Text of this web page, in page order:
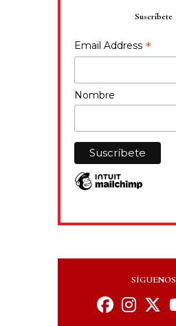
Suscríbete
Email Address *
Nombre
SÍGUENOS